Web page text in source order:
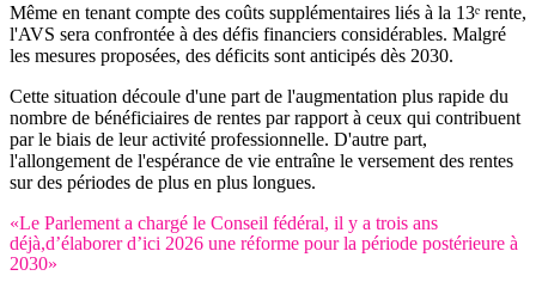
Même en tenant compte des coûts supplémentaires liés à la 13ᵉ rente,
l'AVS sera confrontée à des défis financiers considérables. Malgré
les mesures proposées, des déficits sont anticipés dès 2030.
Cette situation découle d'une part de l'augmentation plus rapide du
nombre de bénéficiaires de rentes par rapport à ceux qui contribuent
par le biais de leur activité professionnelle. D'autre part,
l'allongement de l'espérance de vie entraîne le versement des rentes
sur des périodes de plus en plus longues.
«Le Parlement a chargé le Conseil fédéral, il y a trois ans
déjà,d’élaborer d’ici 2026 une réforme pour la période postérieure à
2030»